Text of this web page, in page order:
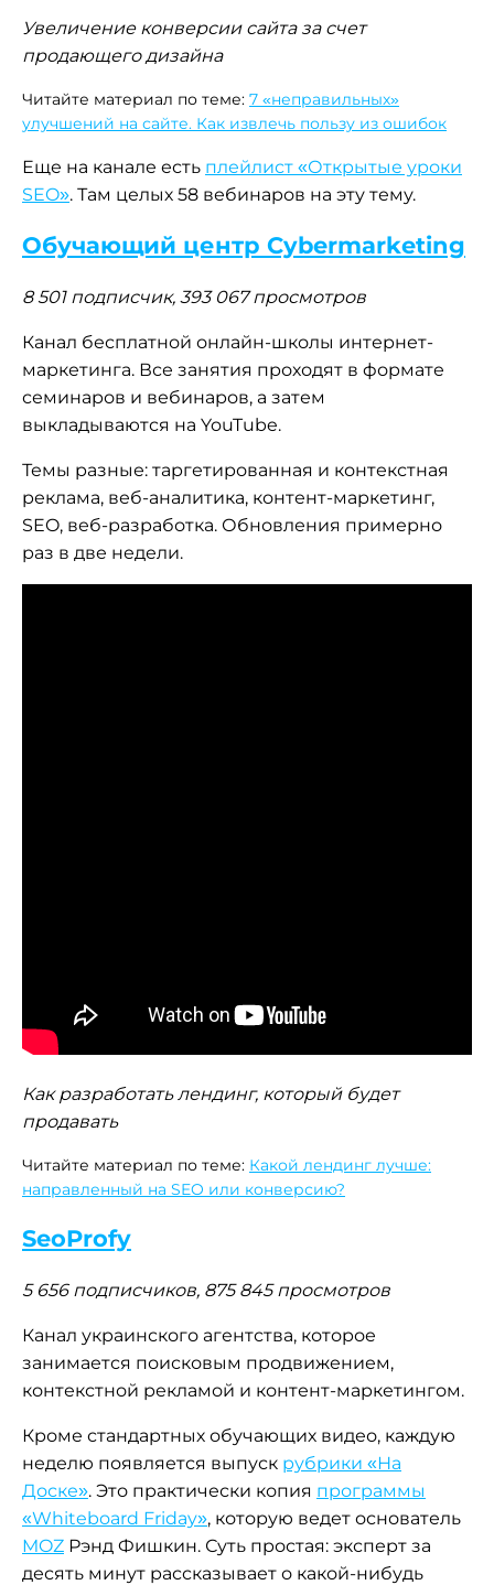
Увеличение конверсии сайта за счет
продающего дизайна
Читайте материал по теме: 7 «неправильных»
улучшений на сайте. Как извлечь пользу из ошибок
Еще на канале есть плейлист «Открытые уроки
SEO». Там целых 58 вебинаров на эту тему.
Обучающий центр Cybermarketing
8 501 подписчик, 393 067 просмотров
Канал бесплатной онлайн-школы интернет-
маркетинга. Все занятия проходят в формате
семинаров и вебинаров, а затем
выкладываются на YouTube.
Темы разные: таргетированная и контекстная
реклама, веб-аналитика, контент-маркетинг,
SEO, веб-разработка. Обновления примерно
раз в две недели.
Как разработать лендинг, который будет
продавать
Читайте материал по теме: Какой лендинг лучше:
направленный на SEO или конверсию?
SeoProfy
5 656 подписчиков, 875 845 просмотров
Канал украинского агентства, которое
занимается поисковым продвижением,
контекстной рекламой и контент-маркетингом.
Кроме стандартных обучающих видео, каждую
неделю появляется выпуск рубрики «На
Доске». Это практически копия программы
«Whiteboard Friday», которую ведет основатель
MOZ Рэнд Фишкин. Суть простая: эксперт за
десять минут рассказывает о какой-нибудь